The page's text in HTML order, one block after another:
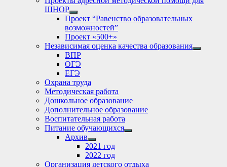
ШНОР
Show
sub
menu
Проект “Равенство образовательных
возможностей”
Проект «500+»
Независимая оценка качества образования
Show
ВПР
ОГЭ
ЕГЭ
Охрана труда
Методическая работа
Дошкольное образование
Дополнительное образование
Воспитательная работа
Питание обучающихся
Show
Архив
Show
sub
menu
2021 год
2022 год
Организация детского отдыха